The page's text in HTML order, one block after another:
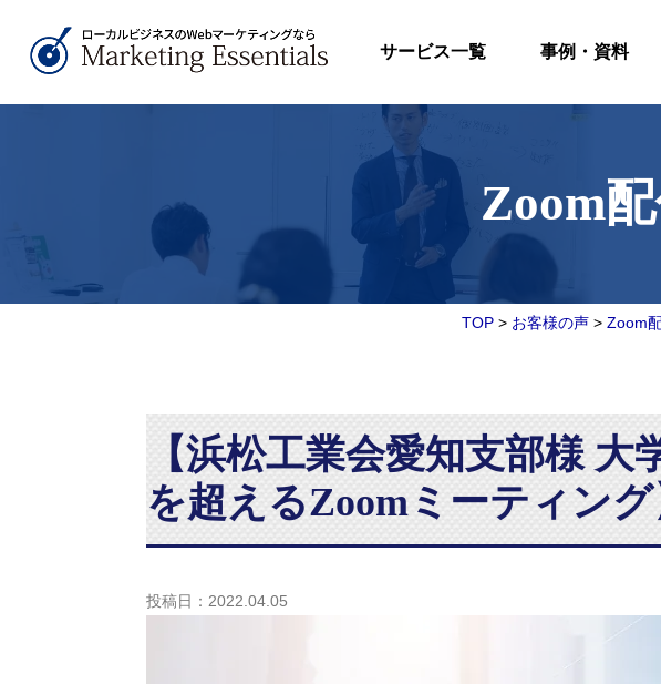
サービス一覧 事例・資料
Zoom
TOP > お客様の声 > Zoom
【浜松工業会愛知支部様 大
を超えるZoomミーティング
投稿日：2022.04.05